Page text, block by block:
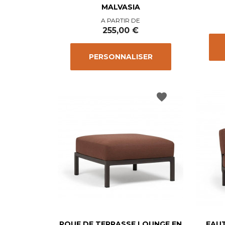
MALVASIA
Prix
A PARTIR DE
255,00 €
PERSONNALISER
favorite